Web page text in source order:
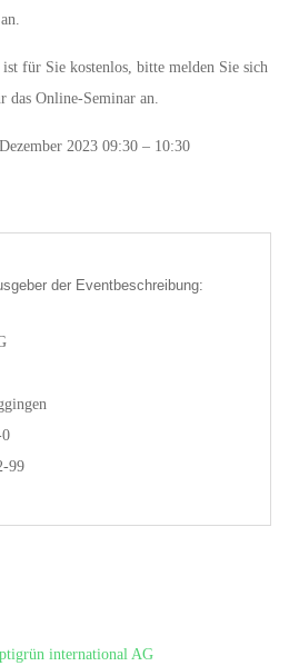
für Sie kostenlos, bitte melden Sie sich
das Online-Seminar an.
2023 09:30 – 10:30
der Eventbeschreibung:
99
international AG